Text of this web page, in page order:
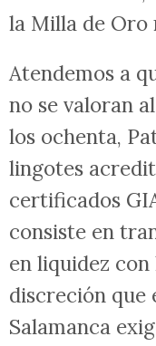
la Milla de Oro
Atendemos a
no se valoran
los ochenta,
lingotes
certificados
consiste en
en liquidez
discreción que
Salamanca